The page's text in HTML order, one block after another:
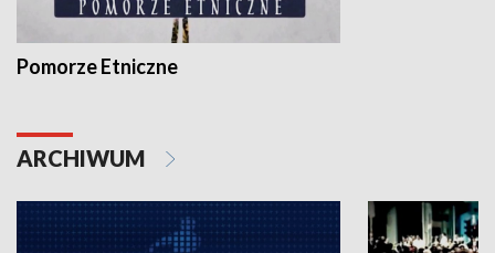
Pomorze Etniczne
ARCHIWUM